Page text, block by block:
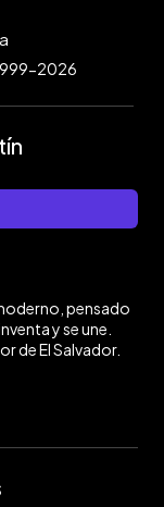
2026
pensado
y se une.
de El Salvador.